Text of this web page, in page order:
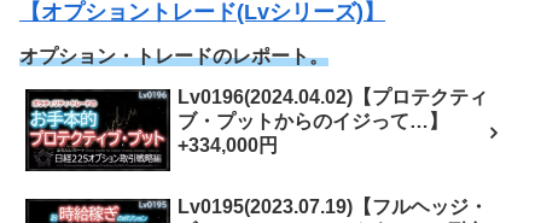
【オプショントレード(Lvシリーズ)】
オプション・トレードのレポート。
Lv0196(2024.04.02)【プロテクティ
ブ・プットからのイジって…】
+334,000円
Lv0195(2023.07.19)【フルヘッジ・